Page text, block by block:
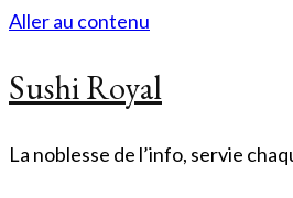
Aller au contenu
Sushi Royal
La noblesse de l’info, servie